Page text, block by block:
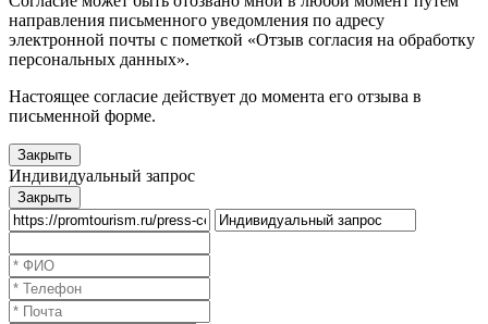
направления письменного уведомления по адресу
электронной почты с пометкой «Отзыв согласия на обработку
персональных данных».
Настоящее согласие действует до момента его отзыва в
письменной форме.
Закрыть
Индивидуальный запрос
Закрыть